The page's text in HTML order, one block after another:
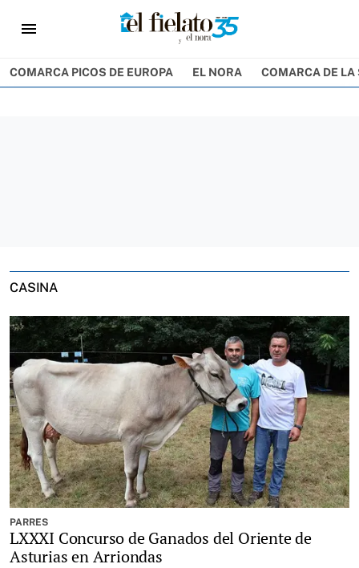
menu
COMARCA PICOS DE EUROPA EL NORA COMARCA DE LA
CASINA
PARRES
LXXXI Concurso de Ganados del Oriente de
Asturias en Arriondas